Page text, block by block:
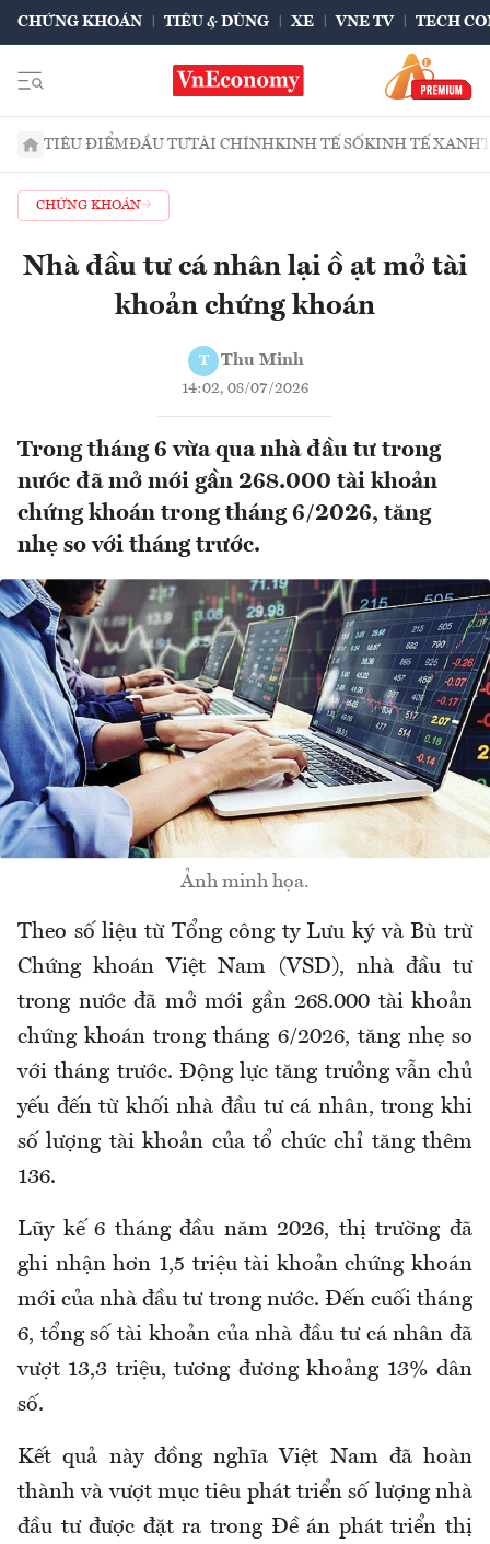
CHỨNG KHOÁN TIÊU & DÙNG XE VNE TV TECH
TIÊU ĐIỂMĐẦU TƯTÀI CHÍNHKINH TẾ SỐKINH TẾ XANH
CHỨNG KHOÁN
Nhà đầu tư cá nhân lại ồ ạt mở tài
khoản chứng khoán
T Thu Minh
14:02, 08/07/2026
Trong tháng 6 vừa qua nhà đầu tư trong
nước đã mở mới gần 268.000 tài khoản
chứng khoán trong tháng 6/2026, tăng
nhẹ so với tháng trước.
Ảnh minh họa.
Theo số liệu từ Tổng công ty Lưu ký và Bù trừ
Chứng khoán Việt Nam (VSD), nhà đầu tư
trong nước đã mở mới gần 268.000 tài khoản
chứng khoán trong tháng 6/2026, tăng nhẹ so
với tháng trước. Động lực tăng trưởng vẫn chủ
yếu đến từ khối nhà đầu tư cá nhân, trong khi
số lượng tài khoản của tổ chức chỉ tăng thêm
136.
Lũy kế 6 tháng đầu năm 2026, thị trường đã
ghi nhận hơn 1,5 triệu tài khoản chứng khoán
mới của nhà đầu tư trong nước. Đến cuối tháng
6, tổng số tài khoản của nhà đầu tư cá nhân đã
vượt 13,3 triệu, tương đương khoảng 13% dân
số.
Kết quả này đồng nghĩa Việt Nam đã hoàn
thành và vượt mục tiêu phát triển số lượng nhà
đầu tư được đặt ra trong Đề án phát triển thị